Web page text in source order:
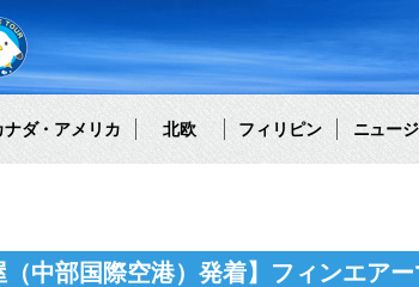
ナダ・アメリカ 北欧 フィリピン ニュー
（中部国際空港）発着】フィンエア